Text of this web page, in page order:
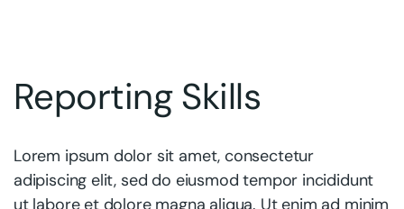
Reporting Skills
Lorem ipsum dolor sit amet, consectetur
adipiscing elit, sed do eiusmod tempor incididunt
ut labore et dolore magna aliqua. Ut enim ad minim